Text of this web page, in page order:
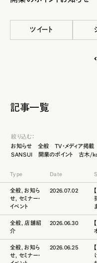
ツイート
記事一覧
絞り込む：
お知らせ
全般 TV・メディア掲載
SANSUI
開業のポイント 古木/
Type Date
全般,お知ら
せ, セミナー・
イベント
2026.07.02
全般, 店舗紹
介
2026.06.30
全般,お知ら
せ, セミナー・
2026.06.25